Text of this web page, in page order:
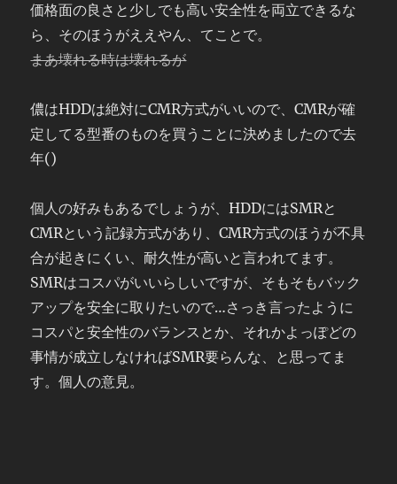
価格面の良さと少しでも高い安全性を両立できるな
ら、そのほうがええやん、てことで。
まあ壊れる時は壊れるが
儂はHDDは絶対にCMR方式がいいので、CMRが確
定してる型番のものを買うことに決めましたので去
年()
個人の好みもあるでしょうが、HDDにはSMRと
CMRという記録方式があり、CMR方式のほうが不具
合が起きにくい、耐久性が高いと言われてます。
SMRはコスパがいいらしいですが、そもそもバック
アップを安全に取りたいので…さっき言ったように
コスパと安全性のバランスとか、それかよっぽどの
事情が成立しなければSMR要らんな、と思ってま
す。個人の意見。